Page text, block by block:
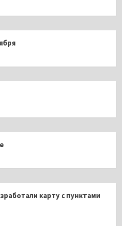
карту с пунктами